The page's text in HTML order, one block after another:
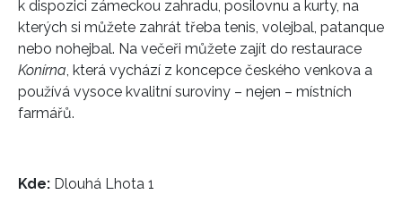
k dispozici zámeckou zahradu, posilovnu a kurty, na
kterých si můžete zahrát třeba tenis, volejbal, patanque
nebo nohejbal. Na večeři můžete zajít do restaurace
Konírna, která vychází z koncepce českého venkova a
používá vysoce kvalitní suroviny – nejen – místních
farmářů.
Kde: Dlouhá Lhota 1